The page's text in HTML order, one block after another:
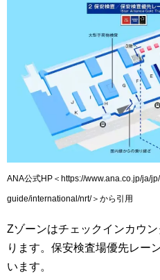
ANA公式HP＜https://www.ana.co.jp/ja/
guide/international/nrt/＞から引用
Zゾーンはチェックインカウ
ります。保安検査場優先レー
います。